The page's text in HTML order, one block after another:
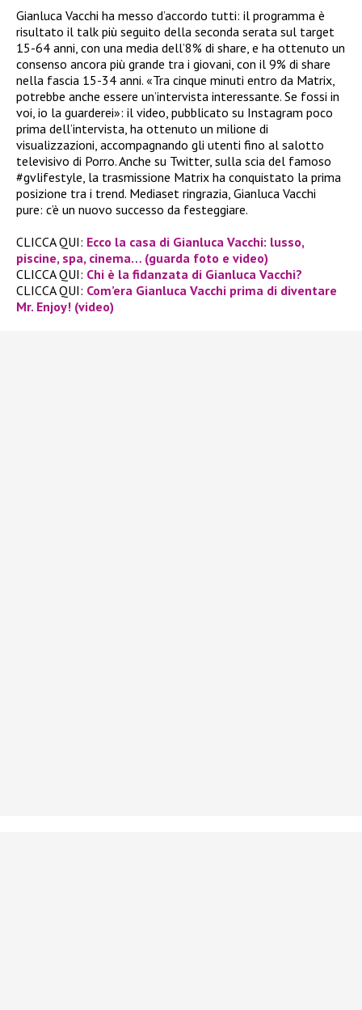
Gianluca Vacchi ha messo d’accordo tutti: il programma è
risultato il talk più seguito della seconda serata sul target
15-64 anni, con una media dell’8% di share, e ha ottenuto un
consenso ancora più grande tra i giovani, con il 9% di share
nella fascia 15-34 anni. «Tra cinque minuti entro da Matrix,
potrebbe anche essere un’intervista interessante. Se fossi in
voi, io la guarderei»: il video, pubblicato su Instagram poco
prima dell’intervista, ha ottenuto un milione di
visualizzazioni, accompagnando gli utenti fino al salotto
televisivo di Porro. Anche su Twitter, sulla scia del famoso
#gvlifestyle, la trasmissione Matrix ha conquistato la prima
posizione tra i trend. Mediaset ringrazia, Gianluca Vacchi
pure: c’è un nuovo successo da festeggiare.
CLICCA QUI: Ecco la casa di Gianluca Vacchi: lusso,
piscine, spa, cinema… (guarda foto e video)
CLICCA QUI: Chi è la fidanzata di Gianluca Vacchi?
CLICCA QUI: Com’era Gianluca Vacchi prima di diventare
Mr. Enjoy! (video)